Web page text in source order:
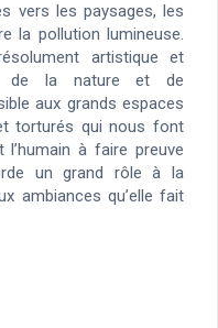
vers les paysages, les
la pollution lumineuse.
artistique et
de la nature et de
aux grands espaces
torturés qui nous font
à faire preuve
un grand rôle à la
ambiances qu’elle fait